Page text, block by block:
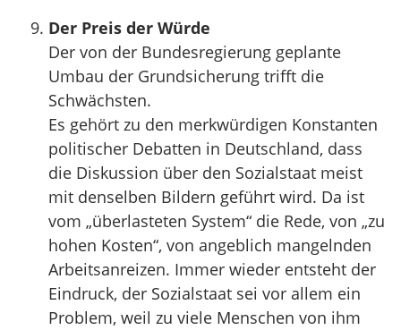
Der Preis der Würde
Der von der Bundesregierung geplante
Umbau der Grundsicherung trifft die
Schwächsten.
Es gehört zu den merkwürdigen Konstanten
politischer Debatten in Deutschland, dass
die Diskussion über den Sozialstaat meist
mit denselben Bildern geführt wird. Da ist
vom „überlasteten System“ die Rede, von „zu
hohen Kosten“, von angeblich mangelnden
Arbeitsanreizen. Immer wieder entsteht der
Eindruck, der Sozialstaat sei vor allem ein
Problem, weil zu viele Menschen von ihm